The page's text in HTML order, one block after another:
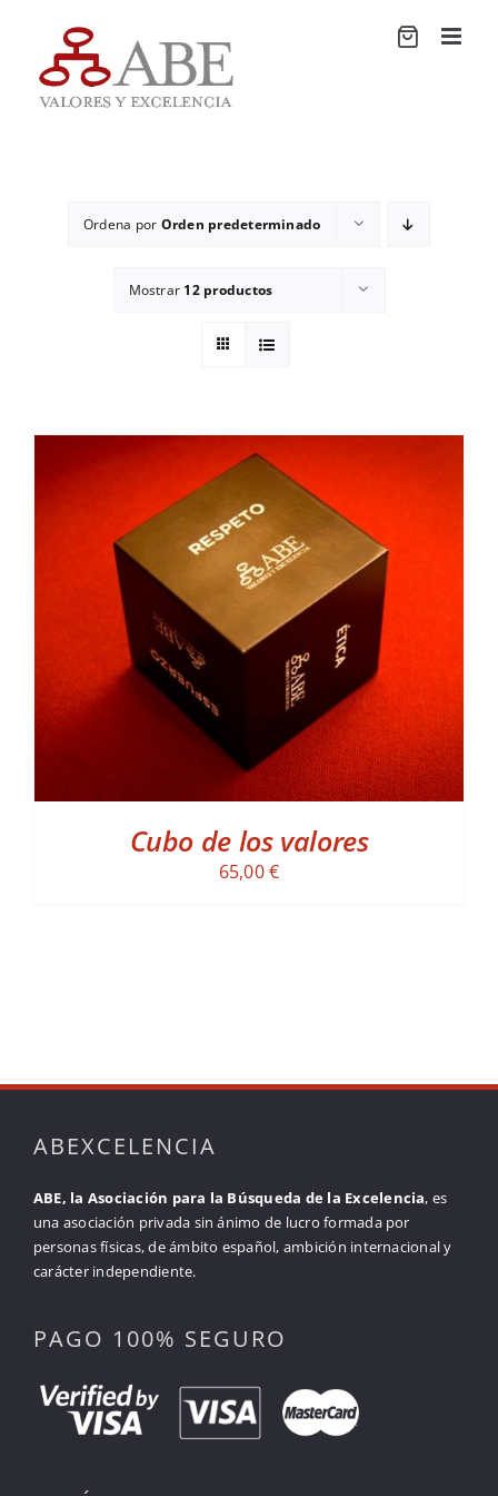
contenido
Ordena por Orden predeterminado
Mostrar 12 productos
ADD TO CART DETALLES
Cubo de los valores
65,00€
ABEXCELENCIA
ABE, la Asociación para la Búsqueda de la Excelencia, es
una asociación privada sin ánimo de lucro formada por
personas físicas, de ámbito español, ambición internacional y
carácter independiente.
PAGO 100% SEGURO